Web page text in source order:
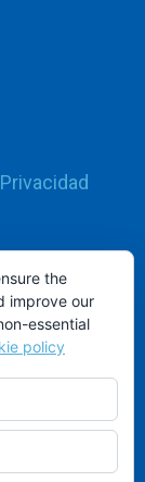
S.L.© 2026.
the
improve our
essential
policy